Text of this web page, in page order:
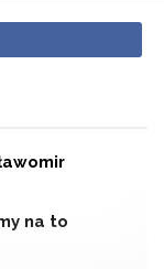
na to